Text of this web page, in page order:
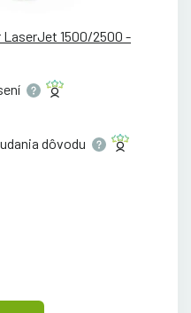
LaserJet 1500/2500 -
dôvodu